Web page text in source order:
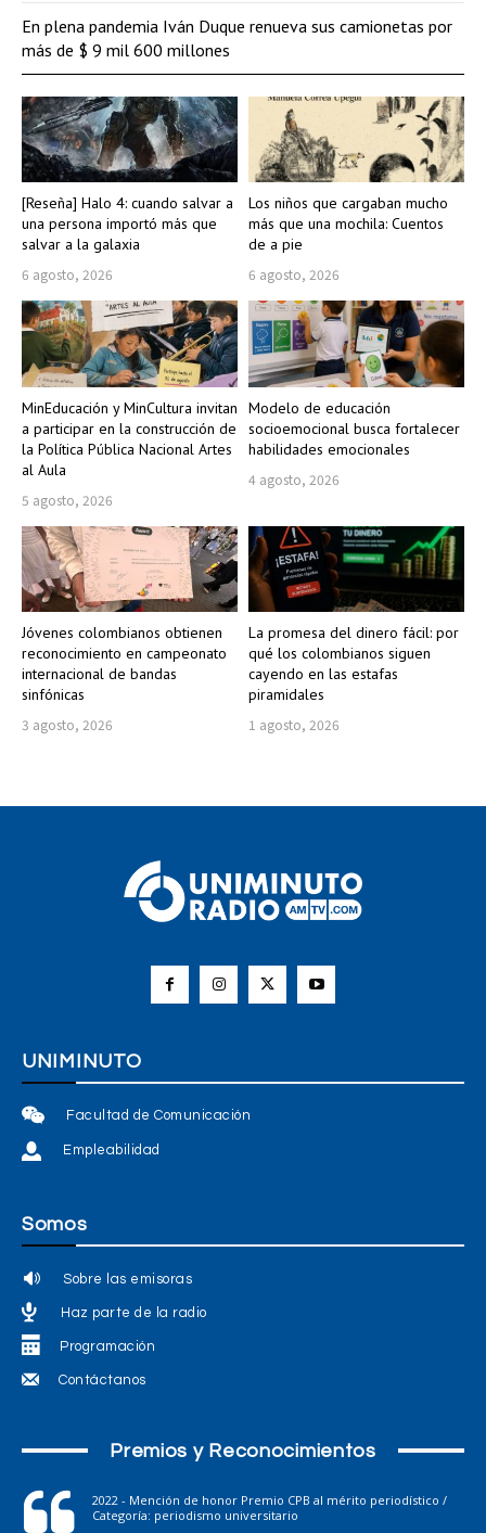
[Reseña] Halo 4: cuando salvar a
una persona importó más que
salvar a la galaxia
6 agosto, 2026
Los niños que cargaban mucho
más que una mochila: Cuentos
de a pie
6 agosto, 2026
MinEducación y MinCultura invitan
a participar en la construcción de
la Política Pública Nacional Artes
al Aula
5 agosto, 2026
Modelo de educación
socioemocional busca fortalecer
habilidades emocionales
4 agosto, 2026
Jóvenes colombianos obtienen
reconocimiento en campeonato
internacional de bandas
sinfónicas
3 agosto, 2026
La promesa del dinero fácil: por
qué los colombianos siguen
cayendo en las estafas
piramidales
1 agosto, 2026
En plena pandemia Iván Duque renueva sus camionetas por
más de $ 9 mil 600 millones
UNIMINUTO
Facultad de Comunicación
Empleabilidad
Somos
Sobre las emisoras
Haz parte de la radio
Programación
Contáctanos
Premios y Reconocimientos
2022 - Mención de honor Premio CPB al mérito periodístico /
Categoría: periodismo universitario